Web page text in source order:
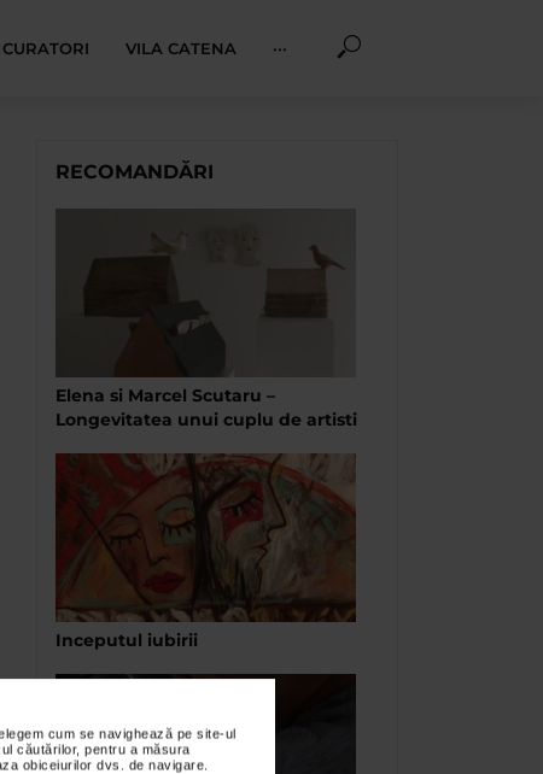
cum se navighează pe site-ul
căutărilor, pentru a măsura
obiceiurilor dvs. de navigare.
VILA CATENA ···
RECOMANDĂRI
Elena si Marcel Scutaru –
Longevitatea unui cuplu de artisti
Inceputul iubirii